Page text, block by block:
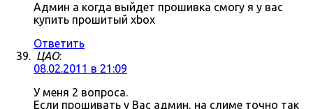
Админ а когда выйдет прошивка смогу я у вас
купить прошитый xbox
Ответить
ЦАО:
08.02.2011 в 21:09
У меня 2 вопроса.
Если прошивать у Вас админ, на слиме точно так